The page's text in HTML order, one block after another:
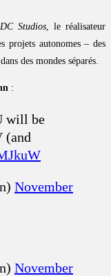
DC Studios, le réalisateur
projets autonomes – des
des mondes séparés.
:
will be
(and
November
November